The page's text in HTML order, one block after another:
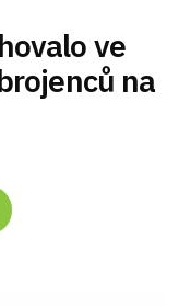
ve
na